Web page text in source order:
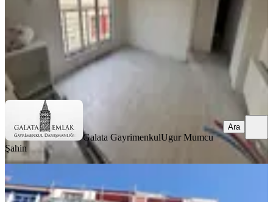
2.250.000 ₺
Galata GayrimenkulUgur Mumcu Şahin
Ara
Galata GayrimenkulUgur Mumcu
Şahin
Ara
Girişin'de Satılık 2+1 Daire